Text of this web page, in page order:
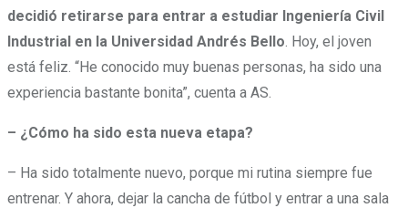
decidió retirarse para entrar a estudiar Ingeniería Civil
Industrial en la Universidad Andrés Bello . Hoy, el joven
está feliz. “He conocido muy buenas personas, ha sido una
experiencia bastante bonita”, cuenta a AS.
– ¿Cómo ha sido esta nueva etapa?
– Ha sido totalmente nuevo, porque mi rutina siempre fue
entrenar. Y ahora, dejar la cancha de fútbol y entrar a una sala